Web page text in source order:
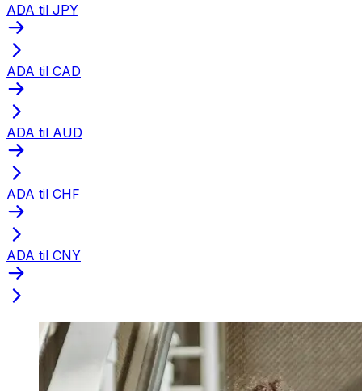
ADA til JPY
ADA til CAD
ADA til AUD
ADA til CHF
ADA til CNY